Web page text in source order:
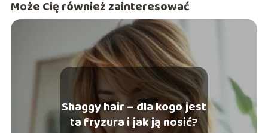
Może Cię również zainteresować
Shaggy hair – dla kogo jest
ta fryzura i jak ją nosić?